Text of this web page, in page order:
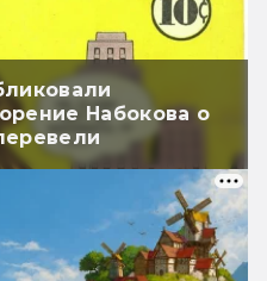
Набокова о